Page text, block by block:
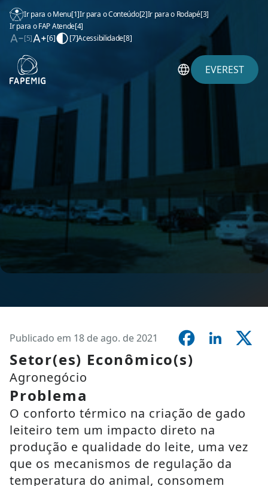
Ir para o Menu[1]Ir para o Conteúdo[2]Ir para o Rodapé[3]
Ir para o FAP Atende[4]
[5]
[6] [7]Acessibilidade[8]
EVEREST
Publicado em 18 de ago. de 2021
Setor(es) Econômico(s)
Agronegócio
Problema
O conforto térmico na criação de gado
leiteiro tem um impacto direto na
produção e qualidade do leite, uma vez
que os mecanismos de regulação da
temperatura do animal, consomem